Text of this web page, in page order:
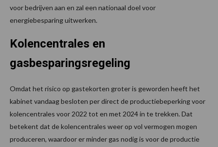
voor bedrijven aan en zal een nationaal doel voor
energiebesparing uitwerken.
Kolencentrales en
gasbesparingsregeling
Omdat het risico op gastekorten groter is geworden heeft het
kabinet vandaag besloten per direct de productiebeperking voor
kolencentrales voor 2022 tot en met 2024 in te trekken. Dat
betekent dat de kolencentrales weer op vol vermogen mogen
produceren, waardoor er minder gas nodig is voor de productie